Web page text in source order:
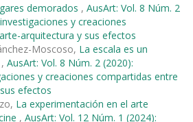
demorados , AusArt: Vol. 8 Núm. 2
y creaciones
arquitectura y sus efectos
Moscoso, La escala es un
, AusArt: Vol. 8 Núm. 2 (2020):
y creaciones compartidas entre
efectos
La experimentación en el arte
, AusArt: Vol. 12 Núm. 1 (2024):